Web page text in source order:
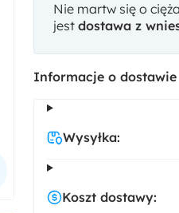
Nie martw się o
jest dostawa z
Informacje o dostawie
Wysyłka:
Koszt dostawy: